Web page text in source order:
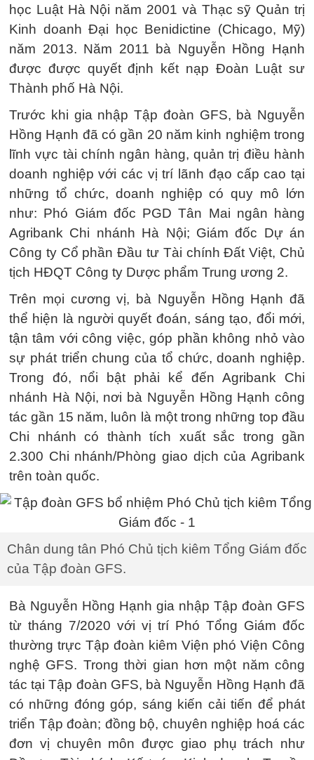
học Luật Hà Nội năm 2001 và Thạc sỹ Quản trị
Kinh doanh Đại học Benidictine (Chicago, Mỹ)
năm 2013. Năm 2011 bà Nguyễn Hồng Hạnh
được được quyết định kết nạp Đoàn Luật sư
Thành phố Hà Nội.
Trước khi gia nhập Tập đoàn GFS, bà Nguyễn
Hồng Hạnh đã có gần 20 năm kinh nghiệm trong
lĩnh vực tài chính ngân hàng, quản trị điều hành
doanh nghiệp với các vị trí lãnh đạo cấp cao tại
những tổ chức, doanh nghiệp có quy mô lớn
như: Phó Giám đốc PGD Tân Mai ngân hàng
Agribank Chi nhánh Hà Nội; Giám đốc Dự án
Công ty Cổ phần Đầu tư Tài chính Đất Việt, Chủ
tịch HĐQT Công ty Dược phẩm Trung ương 2.
Trên mọi cương vị, bà Nguyễn Hồng Hạnh đã
thể hiện là người quyết đoán, sáng tạo, đổi mới,
tận tâm với công việc, góp phần không nhỏ vào
sự phát triển chung của tổ chức, doanh nghiệp.
Trong đó, nổi bật phải kể đến Agribank Chi
nhánh Hà Nội, nơi bà Nguyễn Hồng Hạnh công
tác gần 15 năm, luôn là một trong những top đầu
Chi nhánh có thành tích xuất sắc trong gần
2.300 Chi nhánh/Phòng giao dịch của Agribank
trên toàn quốc.
Chân dung tân Phó Chủ tịch kiêm Tổng Giám đốc
của Tập đoàn GFS.
Bà Nguyễn Hồng Hạnh gia nhập Tập đoàn GFS
từ tháng 7/2020 với vị trí Phó Tổng Giám đốc
thường trực Tập đoàn kiêm Viện phó Viện Công
nghệ GFS. Trong thời gian hơn một năm công
tác tại Tập đoàn GFS, bà Nguyễn Hồng Hạnh đã
có những đóng góp, sáng kiến cải tiến để phát
triển Tập đoàn; đồng bộ, chuyên nghiệp hoá các
đơn vị chuyên môn được giao phụ trách như